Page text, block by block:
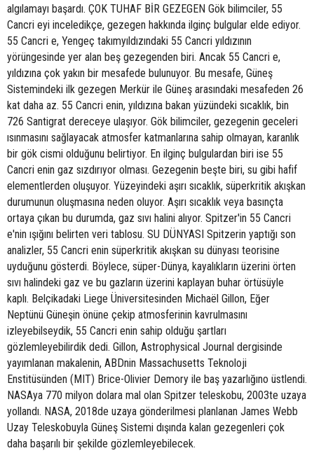
algılamayı başardı. ÇOK TUHAF BİR GEZEGEN Gök bilimciler, 55
Cancri eyi inceledikçe, gezegen hakkında ilginç bulgular elde ediyor.
55 Cancri e, Yengeç takımyıldızındaki 55 Cancri yıldızının
yörüngesinde yer alan beş gezegenden biri. Ancak 55 Cancri e,
yıldızına çok yakın bir mesafede bulunuyor. Bu mesafe, Güneş
Sistemindeki ilk gezegen Merkür ile Güneş arasındaki mesafeden 26
kat daha az. 55 Cancri enin, yıldızına bakan yüzündeki sıcaklık, bin
726 Santigrat dereceye ulaşıyor. Gök bilimciler, gezegenin geceleri
ısınmasını sağlayacak atmosfer katmanlarına sahip olmayan, karanlık
bir gök cismi olduğunu belirtiyor. En ilginç bulgulardan biri ise 55
Cancri enin gaz sızdırıyor olması. Gezegenin beşte biri, su gibi hafif
elementlerden oluşuyor. Yüzeyindeki aşırı sıcaklık, süperkritik akışkan
durumunun oluşmasına neden oluyor. Aşırı sıcaklık veya basınçta
ortaya çıkan bu durumda, gaz sıvı halini alıyor. Spitzer'in 55 Cancri
e'nin ışığını belirten veri tablosu. SU DÜNYASI Spitzerin yaptığı son
analizler, 55 Cancri enin süperkritik akışkan su dünyası teorisine
uyduğunu gösterdi. Böylece, süper-Dünya, kayalıkların üzerini örten
sıvı halindeki gaz ve bu gazların üzerini kaplayan buhar örtüsüyle
kaplı. Belçikadaki Liege Üniversitesinden Michaël Gillon, Eğer
Neptünü Güneşin önüne çekip atmosferinin kavrulmasını
izleyebilseydik, 55 Cancri enin sahip olduğu şartları
gözlemleyebilirdik dedi. Gillon, Astrophysical Journal dergisinde
yayımlanan makalenin, ABDnin Massachusetts Teknoloji
Enstitüsünden (MIT) Brice-Olivier Demory ile baş yazarlığıno üstlendi.
NASAya 770 milyon dolara mal olan Spitzer teleskobu, 2003te uzaya
yollandı. NASA, 2018de uzaya gönderilmesi planlanan James Webb
Uzay Teleskobuyla Güneş Sistemi dışında kalan gezegenleri çok
daha başarılı bir şekilde gözlemleyebilecek.